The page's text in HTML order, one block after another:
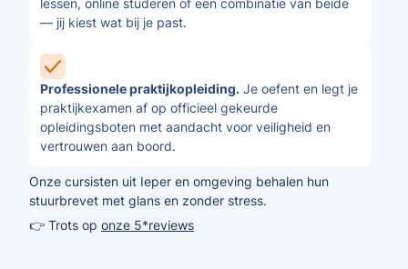
lessen, online studeren of een combinatie van beide
— jij kiest wat bij je past.
Professionele praktijkopleiding. Je oefent en legt je
praktijkexamen af op officieel gekeurde
opleidingsboten met aandacht voor veiligheid en
vertrouwen aan boord.
Onze cursisten uit Ieper en omgeving behalen hun
stuurbrevet met glans en zonder stress.
👉 Trots op onze 5*reviews